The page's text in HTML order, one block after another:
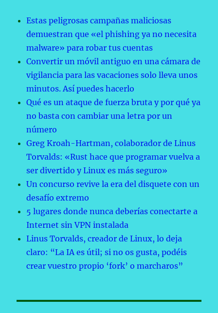
Estas peligrosas campañas maliciosas
demuestran que «el phishing ya no necesita
malware» para robar tus cuentas
Convertir un móvil antiguo en una cámara de
vigilancia para las vacaciones solo lleva unos
minutos. Así puedes hacerlo
Qué es un ataque de fuerza bruta y por qué ya
no basta con cambiar una letra por un
número
Greg Kroah-Hartman, colaborador de Linus
Torvalds: «Rust hace que programar vuelva a
ser divertido y Linux es más seguro»
Un concurso revive la era del disquete con un
desafío extremo
5 lugares donde nunca deberías conectarte a
Internet sin VPN instalada
Linus Torvalds, creador de Linux, lo deja
claro: “La IA es útil; si no os gusta, podéis
crear vuestro propio ‘fork’ o marcharos”